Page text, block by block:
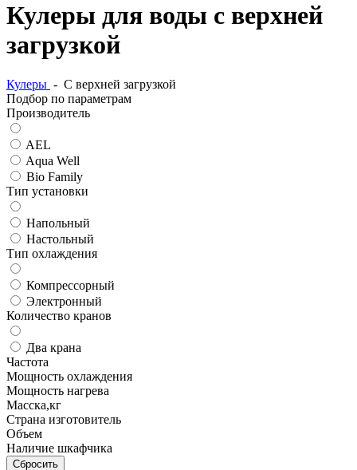
Кулеры для воды с верхней
загрузкой
Кулеры - С верхней загрузкой
Подбор по параметрам
Производитель
AEL
Aqua Well
Bio Family
Тип установки
Напольный
Настольный
Тип охлаждения
Компрессорный
Электронный
Количество кранов
Два крана
Частота
Мощность охлаждения
Мощность нагрева
Масска,кг
Страна изготовитель
Объем
Наличие шкафчика